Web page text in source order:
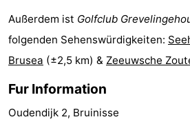
Rundfahrten
-
Spielplätze
-
Spielplätze
Bowling
-
Außerdem ist Golfclub
folgenden Sehenswürdigkeiten:
Brusea (±2,5 km) & Zeeuwsche
Fur Information
Oudendijk 2, Bruinisse